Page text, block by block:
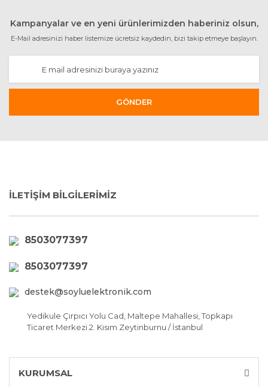
Kampanyalar ve en yeni ürünlerimizden haberiniz olsun,
E-Mail adresinizi haber listemize ücretsiz kaydedin, bizi takip etmeye başlayın.
GÖNDER
İLETİŞİM BİLGİLERİMİZ
8503077397
8503077397
destek@soyluelektronik.com
Yedikule Çırpıcı Yolu Cad, Maltepe Mahallesi, Topkapı
Ticaret Merkezi 2. Kısım Zeytinburnu / İstanbul
KURUMSAL